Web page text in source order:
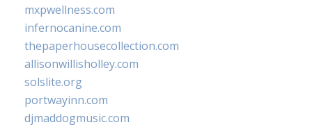
mxpwellness.com
infernocanine.com
thepaperhousecollection.com
allisonwillisholley.com
solslite.org
portwayinn.com
djmaddogmusic.com